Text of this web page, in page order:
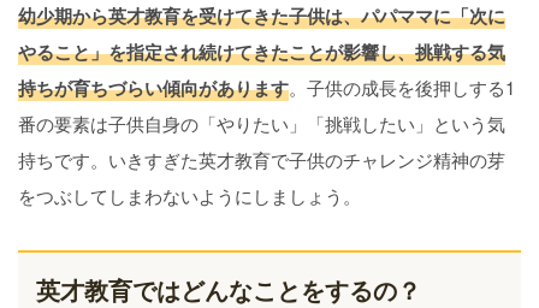
幼少期から英才教育を受けてきた子供は、パパママに「次に
やること」を指定され続けてきたことが影響し、挑戦する気
持ちが育ちづらい傾向があります。子供の成長を後押しする1
番の要素は子供自身の「やりたい」「挑戦したい」という気
持ちです。いきすぎた英才教育で子供のチャレンジ精神の芽
をつぶしてしまわないようにしましょう。
英才教育ではどんなことをするの？